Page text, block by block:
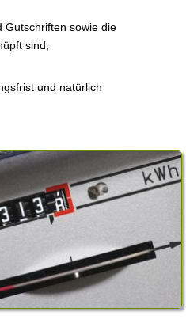
Gutschriften sowie die
sind,
und natürlich